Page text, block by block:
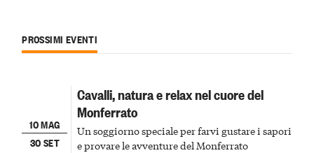
PROSSIMI EVENTI
10 MAG
30 SET
Cavalli, natura e relax nel cuore del
Monferrato
Un soggiorno speciale per farvi gustare i sapori
e provare le avventure del Monferrato